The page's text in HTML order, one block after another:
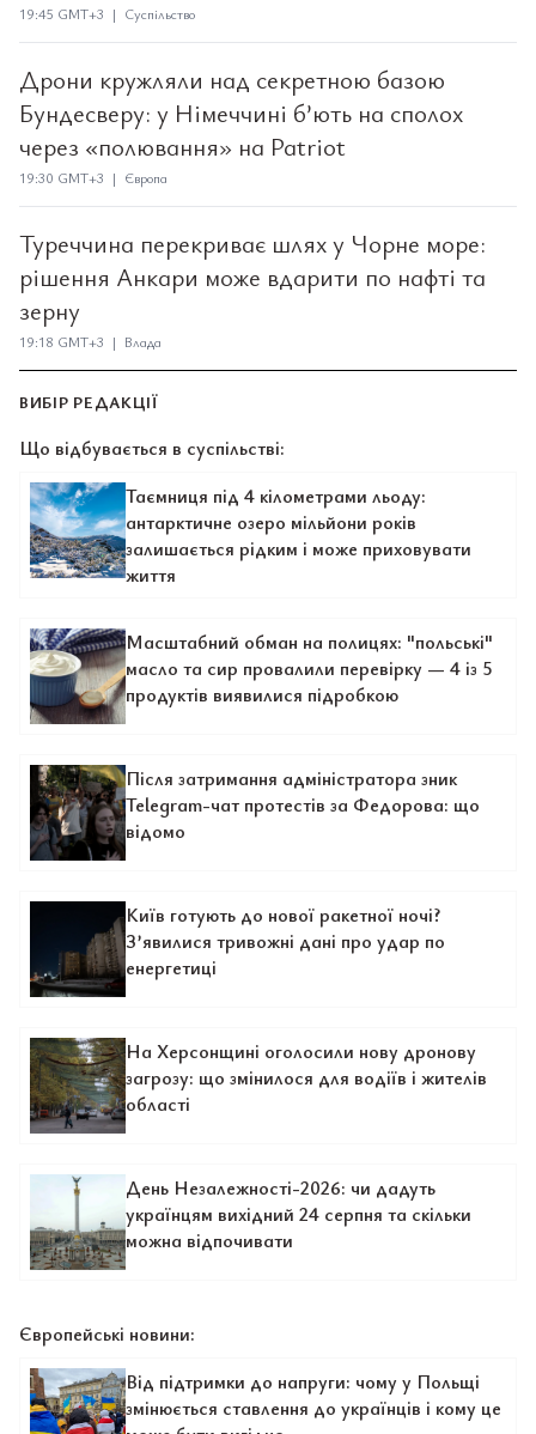
19:45 GMT+3 | Суспільство
Дрони кружляли над секретною базою
Бундесверу: у Німеччині б’ють на сполох
через «полювання» на Patriot
19:30 GMT+3 | Європа
Туреччина перекриває шлях у Чорне море:
рішення Анкари може вдарити по нафті та
зерну
19:18 GMT+3 | Влада
ВИБІР РЕДАКЦІЇ
Що відбувається в суспільстві:
Таємниця під 4 кілометрами льоду:
антарктичне озеро мільйони років
залишається рідким і може приховувати
життя
Масштабний обман на полицях: "польські"
масло та сир провалили перевірку — 4 із 5
продуктів виявилися підробкою
Після затримання адміністратора зник
Telegram-чат протестів за Федорова: що
відомо
Київ готують до нової ракетної ночі?
З’явилися тривожні дані про удар по
енергетиці
На Херсонщині оголосили нову дронову
загрозу: що змінилося для водіїв і жителів
області
День Незалежності-2026: чи дадуть
українцям вихідний 24 серпня та скільки
можна відпочивати
Європейські новини:
Від підтримки до напруги: чому у Польщі
змінюється ставлення до українців і кому це